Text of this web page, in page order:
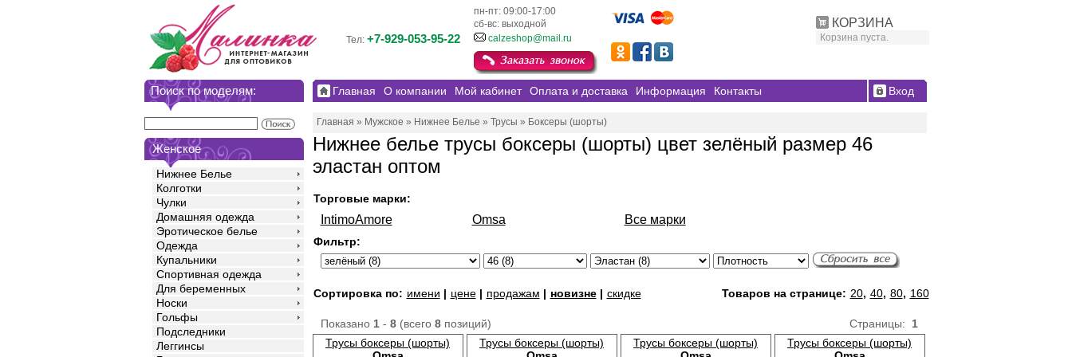
КОРЗИНА
Корзина пуста.
пн-пт: 09:00-17:00
сб-вс: выходной
Тел: +7-929-053-95-22 calzeshop@mail.ru
Поиск по моделям:
Женское
Нижнее Белье
Колготки
Чулки
Домашняя одежда
Эротическое белье
Одежда
Купальники
Спортивная одежда
Для беременных
Носки
Гольфы
Подследники
Леггинсы
Главная О компании Мой кабинет Оплата и доставка Информация Контакты Вход
Главная » Мужское » Нижнее Белье » Трусы » Боксеры (шорты)
Нижнее белье трусы боксеры (шорты) цвет зелёный размер 46
эластан оптом
Торговые марки:
IntimoAmore Omsa Все марки
Фильтр:
Сортировка по: имени | цене| продажам | новизне| скидке Товаров на странице: 20, 40, 80, 160
Страницы: 1
Показано 1- 8(всего 8позиций)
Трусы боксеры (шорты)
Трусы боксеры (шорты)
Трусы боксеры (шорты)
Трусы боксеры (шорты)